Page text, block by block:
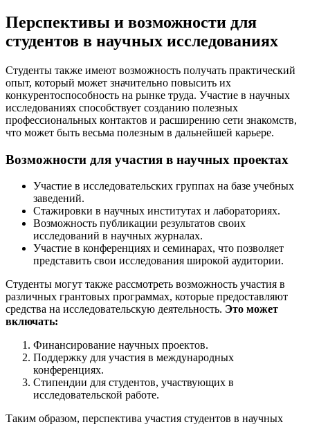
Перспективы и возможности для
студентов в научных исследованиях
Студенты также имеют возможность получать практический
опыт, который может значительно повысить их
конкурентоспособность на рынке труда. Участие в научных
исследованиях способствует созданию полезных
профессиональных контактов и расширению сети знакомств,
что может быть весьма полезным в дальнейшей карьере.
Возможности для участия в научных проектах
Участие в исследовательских группах на базе учебных
заведений.
Стажировки в научных институтах и лабораториях.
Возможность публикации результатов своих
исследований в научных журналах.
Участие в конференциях и семинарах, что позволяет
представить свои исследования широкой аудитории.
Студенты могут также рассмотреть возможность участия в
различных грантовых программах, которые предоставляют
средства на исследовательскую деятельность. Это может
включать:
Финансирование научных проектов.
Поддержку для участия в международных
конференциях.
Стипендии для студентов, участвующих в
исследовательской работе.
Таким образом, перспектива участия студентов в научных